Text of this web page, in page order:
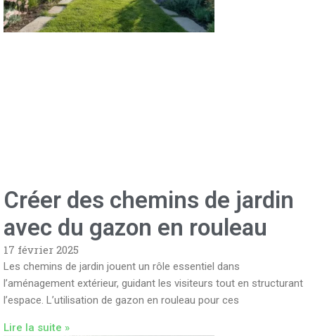
Créer des chemins de jardin
avec du gazon en rouleau
17 février 2025
Les chemins de jardin jouent un rôle essentiel dans
l’aménagement extérieur, guidant les visiteurs tout en structurant
l’espace. L’utilisation de gazon en rouleau pour ces
Lire la suite »